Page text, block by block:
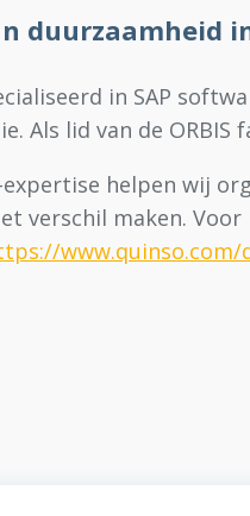
duurzaamheid
in SAP
lid van de ORBIS
helpen wij
verschil maken.
www.quinso.com/